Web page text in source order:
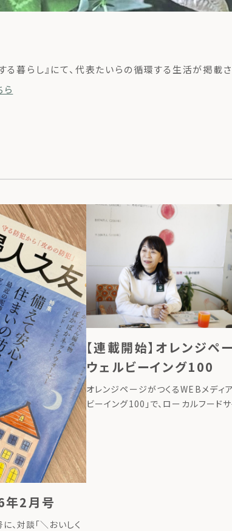
る暮らし』にて、代表たいらの循環する生活が掲載
年2月号
、対談「＼おいしく
【連載開始】オレンジ
ウェルビーイング100
オレンジページがつくるWEBメディ
ビーイング100」で、ローカルフード